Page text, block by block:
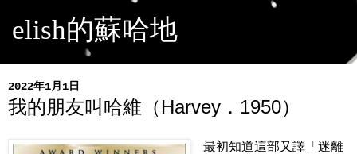
elish的蘇哈地
2022年1月1日
我的朋友叫哈維（Harvey．1950）
最初知道這部又譯「迷離